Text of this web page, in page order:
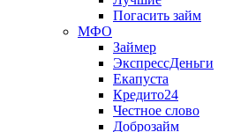
Погасить займ
МФО
Займер
ЭкспрессДеньги
Екапуста
Кредито24
Честное слово
Доброзайм